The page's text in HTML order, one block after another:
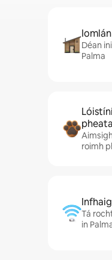
Déan
Palma
roimh
Tá
in